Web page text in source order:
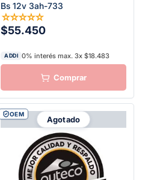
Bs 12v 3ah-733
☆☆☆☆☆
$55.450
ADDI 0% interés max. 3x $18.483
Agotado
OEM